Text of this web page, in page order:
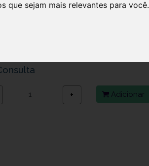
que sejam mais relevantes para você.
GENTLE KIDS CH
+ Adicionar